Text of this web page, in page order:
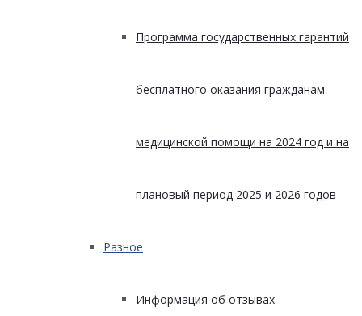
Программа государственных гарантий
бесплатного оказания гражданам
медицинской помощи на 2024 год и на
плановый период 2025 и 2026 годов
Разное
Информация об отзывах